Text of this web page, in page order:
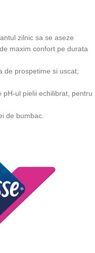
zilnic sa se aseze
maxim confort pe durata
de prospetime si uscat;
pH-ul pielii echilibrat, pentru
de bumbac.